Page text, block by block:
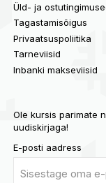
Üld- ja
Tagastamisõigus
Privaatsuspoliitika
Tarneviisid
Inbanki makseviisid
Ole kursis parimate
uudiskirjaga!
E-posti aadress